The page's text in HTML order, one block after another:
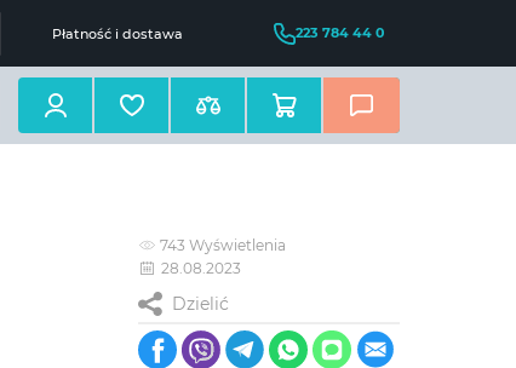
Płatność i dostawa 223 784 44 0
743 Wyświetlenia
28.08.2023
Dzielić